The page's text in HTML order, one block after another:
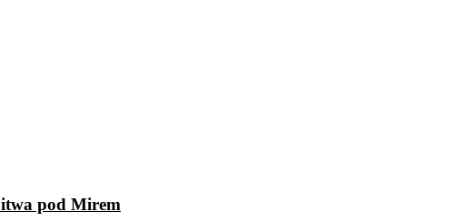
pod Mirem